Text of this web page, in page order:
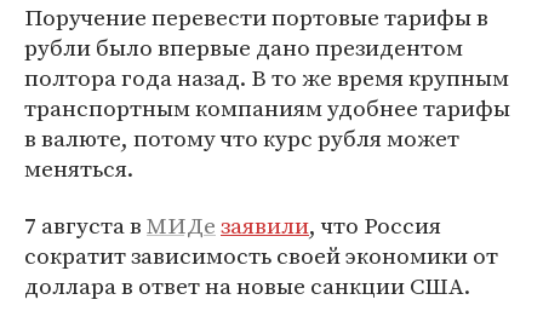
Поручение перевести портовые тарифы в
рубли было впервые дано президентом
полтора года назад. В то же время крупным
транспортным компаниям удобнее тарифы
в валюте, потому что курс рубля может
меняться.
7 августа вМИДезаявили, что Россия
сократит зависимость своей экономики от
доллара в ответ на новые санкции США.